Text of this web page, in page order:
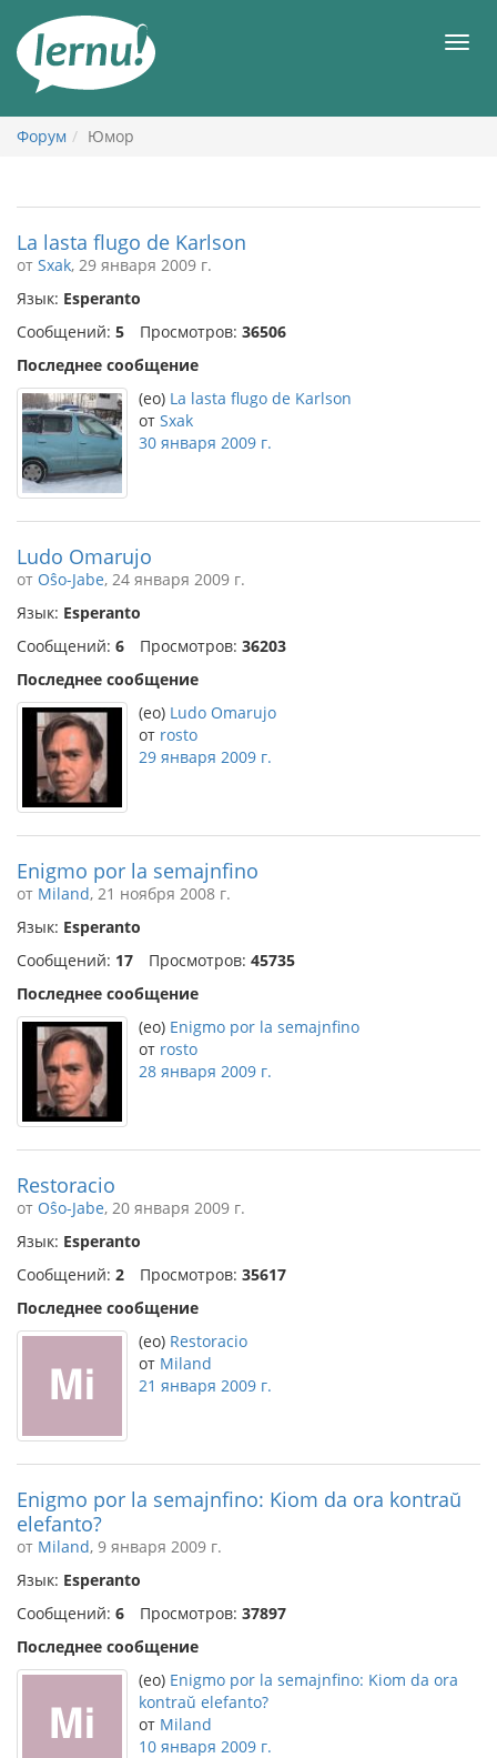
содержанию
Форум Юмор
La lasta flugo de Karlson
от Sxak, 29 января 2009 г.
Язык: Esperanto
Сообщений: 5 Просмотров: 36506
Последнее сообщение
(eo) La lasta flugo de Karlson
от Sxak
30 января 2009 г.
Ludo Omarujo
от Oŝo-Jabe, 24 января 2009 г.
Язык: Esperanto
Сообщений: 6 Просмотров: 36203
Последнее сообщение
(eo) Ludo Omarujo
от rosto
29 января 2009 г.
Enigmo por la semajnfino
от Miland, 21 ноября 2008 г.
Язык: Esperanto
Сообщений: 17 Просмотров: 45735
Последнее сообщение
(eo) Enigmo por la semajnfino
от rosto
28 января 2009 г.
Restoracio
от Oŝo-Jabe, 20 января 2009 г.
Язык: Esperanto
Сообщений: 2 Просмотров: 35617
Последнее сообщение
(eo) Restoracio
от Miland
21 января 2009 г.
Enigmo por la semajnfino: Kiom da ora kontraŭ
elefanto?
от Miland, 9 января 2009 г.
Язык: Esperanto
Сообщений: 6 Просмотров: 37897
Последнее сообщение
(eo) Enigmo por la semajnfino: Kiom da ora
kontraŭ elefanto?
от Miland
10 января 2009 г.